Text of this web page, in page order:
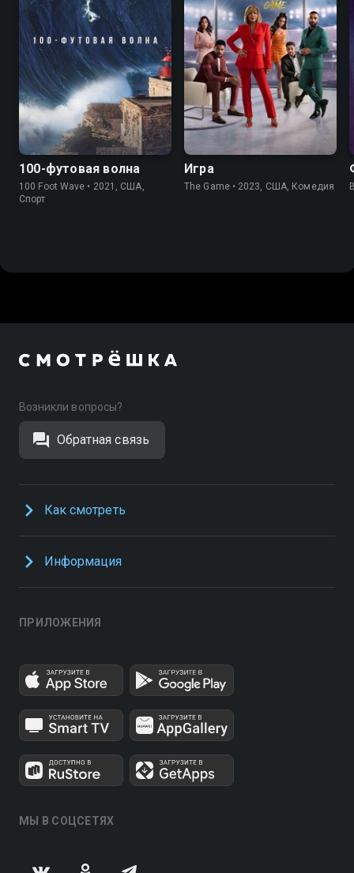
8.3 8.1
100-футовая волна
100 Foot Wave • 2021, США,
Спорт
6.5
Игра
The Game • 2023, США, Комедия
Возникли вопросы?
Обратная связь
Как смотреть
Информация
ПРИЛОЖЕНИЯ
МЫ В СОЦСЕТЯХ